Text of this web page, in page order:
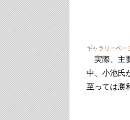
ギャラリーペー
実際、主
中、小池氏
至っては勝